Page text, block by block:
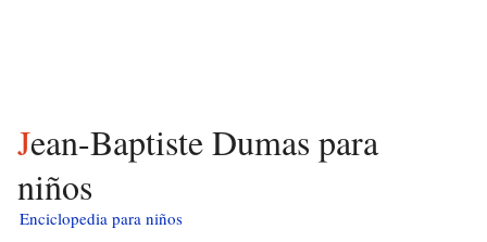
Jean-Baptiste Dumas para
niños
Enciclopedia para niños